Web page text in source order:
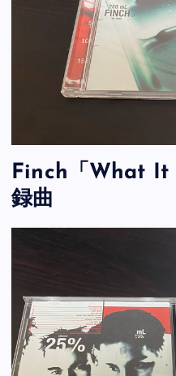
Finch「What It
録曲